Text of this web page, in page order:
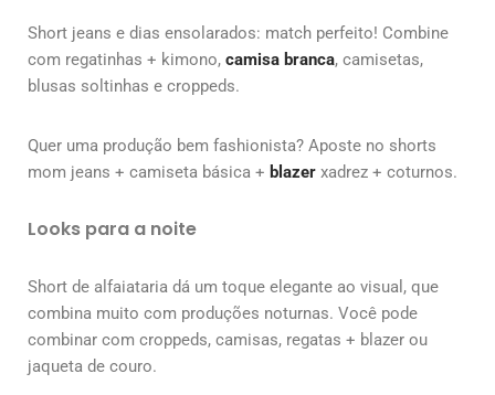
Short jeans e dias ensolarados: match perfeito! Combine
com regatinhas + kimono, camisa branca, camisetas,
blusas soltinhas e croppeds.
Quer uma produção bem fashionista? Aposte no shorts
mom jeans + camiseta básica + blazer xadrez + coturnos.
Looks para a noite
Short de alfaiataria dá um toque elegante ao visual, que
combina muito com produções noturnas. Você pode
combinar com croppeds, camisas, regatas + blazer ou
jaqueta de couro.